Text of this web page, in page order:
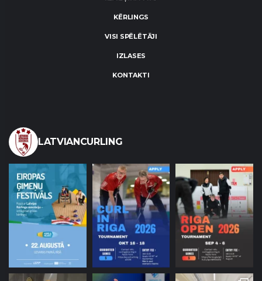
KĒRLINGS
VISI SPĒLĒTĀJI
IZLASES
KONTAKTI
LATVIANCURLING